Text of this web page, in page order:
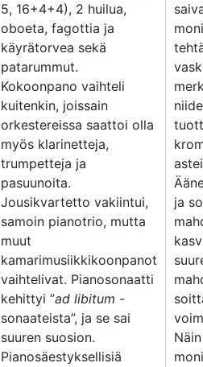
5, 16+4+4), 2 huilua,
oboeta, fagottia ja
käyrätorvea sekä
patarummut.
Kokoonpano vaihteli
kuitenkin, joissain
orkestereissa saattoi olla
myös klarinetteja,
trumpetteja ja
pasuunoita.
Jousikvartetto vakiintui,
samoin pianotrio, mutta
muut
kamarimusiikkikoonpanot
vaihtelivat. Pianosonaatti
kehittyi ”ad libitum -
sonaateista”, ja se sai
suuren suosion.
Pianosäestyksellisiä
ja